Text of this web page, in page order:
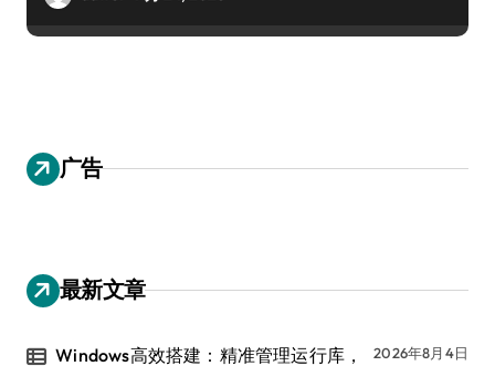
广告
最新文章
Windows高效搭建：精准管理运行库，
2026年8月4日